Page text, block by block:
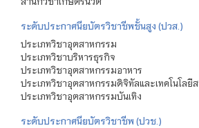
ระดับประกาศนียบัตรวิชาชีพชั้นสูง (ปวส.)
ประเภทวิชาอุตสาหกรรม
ประเภทวิชาบริหารธุรกิจ
ประเภทวิชาอุตสาหกรรมอาหาร
ประเภทวิชาอุตสาหกรรมดิจิทัลและเทคโนโลยี
ประเภทวิชาอุตสาหกรรมบันเทิง
ระดับประกาศนียบัตรวิชาชีพ (ปวช.)